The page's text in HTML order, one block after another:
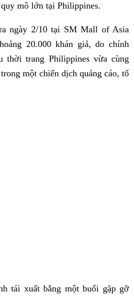
mô lớn tại Philippines.
ngày 2/10 tại SM Mall of Asia
20.000 khán giả, do chính
thời trang Philippines vừa cùng
một chiến dịch quảng cáo, tổ
tái xuất bằng một buổi gặp gỡ